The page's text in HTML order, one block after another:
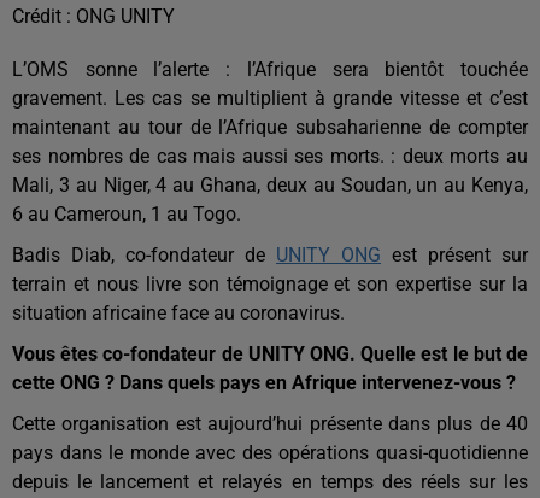
Crédit : ONG UNITY
L’OMS sonne l’alerte : l’Afrique sera bientôt touchée
gravement. Les cas se multiplient à grande vitesse et c’est
maintenant au tour de l’Afrique subsaharienne de compter
ses nombres de cas mais aussi ses morts. : deux morts au
Mali, 3 au Niger, 4 au Ghana, deux au Soudan, un au Kenya,
6 au Cameroun, 1 au Togo.
Badis Diab, co-fondateur de UNITY ONG est présent sur
terrain et nous livre son témoignage et son expertise sur la
situation africaine face au coronavirus.
Vous êtes co-fondateur de UNITY ONG. Quelle est le but de
cette ONG ? Dans quels pays en Afrique intervenez-vous ?
Cette organisation est aujourd’hui présente dans plus de 40
pays dans le monde avec des opérations quasi-quotidienne
depuis le lancement et relayés en temps des réels sur les